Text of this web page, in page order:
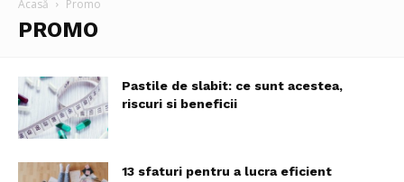
Acasă Promo
PROMO
Pastile de slabit: ce sunt acestea,
riscuri si beneficii
13 sfaturi pentru a lucra eficient